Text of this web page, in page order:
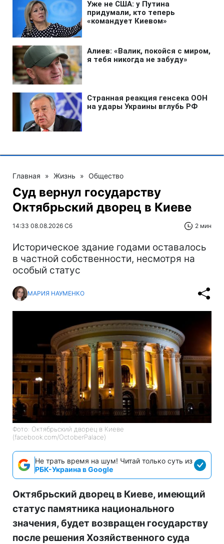
Главная » Жизнь » Общество
Суд вернул государству
Октябрьский дворец в Киеве
14:33 08.08.2026 Сб 2 мин
Историческое здание годами оставалось
в частной собственности, несмотря на
особый статус
МАРИЯ НАУМЕНКО
Фото: Октябрьский дворец в Киеве
(facebook.com/OctoberPalace)
Не трать время на шум! Читай только суть из
РБК-Украина в Google
Октябрьский дворец в Киеве, имеющий
статус памятника национального
значения, будет возвращен государству
после решения Хозяйственного суда